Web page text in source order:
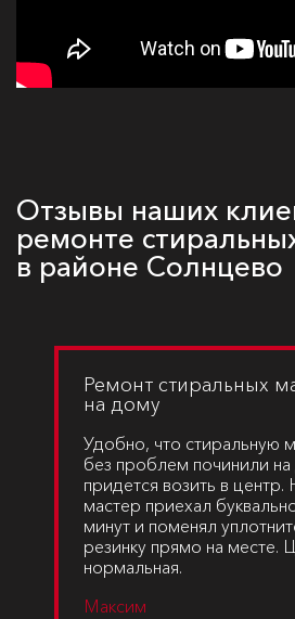
Отзывы наших
ремонте
в районе Солнцево
Ремонт стиральных
на дому
Удобно, что стиральную
без проблем починили
придется возить в центр.
мастер приехал
минут и поменял
резинку прямо на месте.
нормальная.
Максим